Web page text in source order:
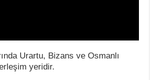
Urartu, Bizans ve Osmanlı
yeridir.